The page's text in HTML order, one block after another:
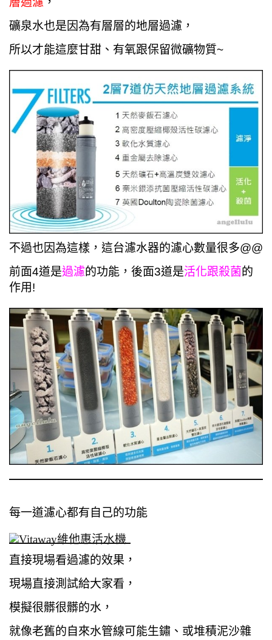
礦泉水也是因為有層層的地層過濾，
所以才能這麼甘甜、有氧跟保留微礦物質~
不過也因為這樣，這台濾水器的濾心數量很多@@
前面4道是過濾的功能，後面3道是活化跟殺菌的
作用!
每一道濾心都有自己的功能
直接現場看過濾的效果，
現場直接測試給大家看，
模擬很髒很髒的水，
就像老舊的自來水管線可能生鏽、或堆積泥沙雜